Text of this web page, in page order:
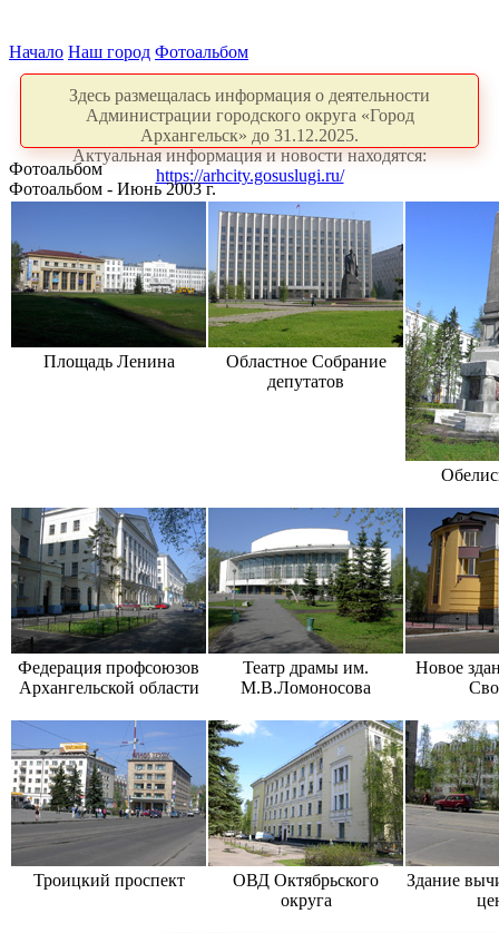
Начало Наш город Фотоальбом
Здесь размещалась информация о деятельности
Администрации городского округа «Город
Архангельск» до 31.12.2025.
Актуальная информация и новости находятся:
https://arhcity.gosuslugi.ru/
Фотоальбом
Фотоальбом - Июнь 2003 г.
Площадь Ленина
Областное Собрание
депутатов
Федерация профсоюзов
Архангельской области
Театр драмы им.
М.В.Ломоносова
Новое
Троицкий проспект
ОВД Октябрьского
округа
Здание